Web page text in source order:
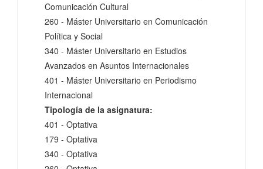
Comunicación Cultural
260 - Máster Universitario en Comunicación
Política y Social
340 - Máster Universitario en Estudios
Avanzados en Asuntos Internacionales
401 - Máster Universitario en Periodismo
Internacional
Tipología de la asignatura:
401 - Optativa
179 - Optativa
340 - Optativa